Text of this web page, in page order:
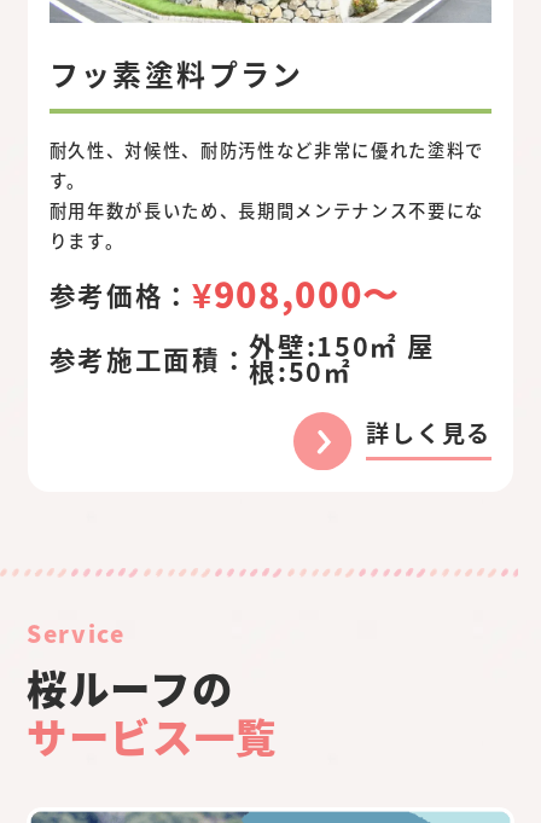
フッ素塗料プラン
耐久性、対候性、耐防汚性など非常に優れた塗料で
す。
耐用年数が長いため、長期間メンテナンス不要にな
ります。
参考価格： ¥908,000〜
参考施工面積：外壁:150㎡ 屋
根:50㎡
詳しく見る
Service
桜ルーフの
サービス一覧